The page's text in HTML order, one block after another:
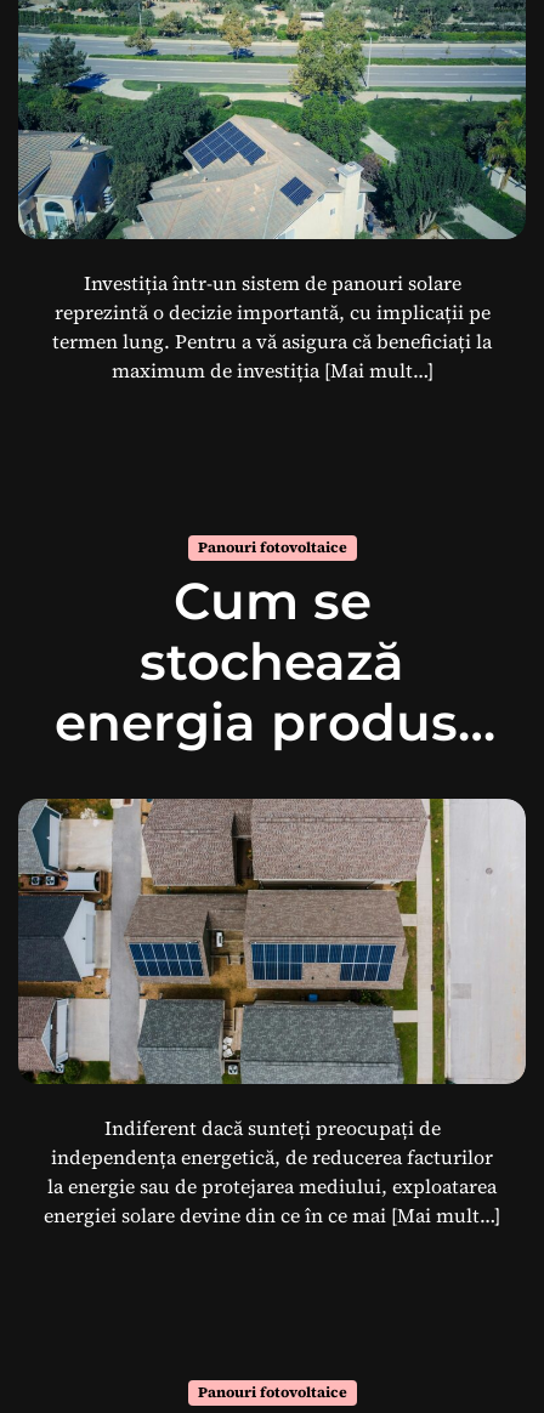
Investiția într-un sistem de panouri solare
reprezintă o decizie importantă, cu implicații pe
termen lung. Pentru a vă asigura că beneficiați la
maximum de investiția[Mai mult…]
Panouri fotovoltaice
Cum se
stochează
energia produsă
de panourile
solare?
Indiferent dacă sunteți preocupați de
independența energetică, de reducerea facturilor
la energie sau de protejarea mediului, exploatarea
energiei solare devine din ce în ce mai [Mai mult…]
Panouri fotovoltaice